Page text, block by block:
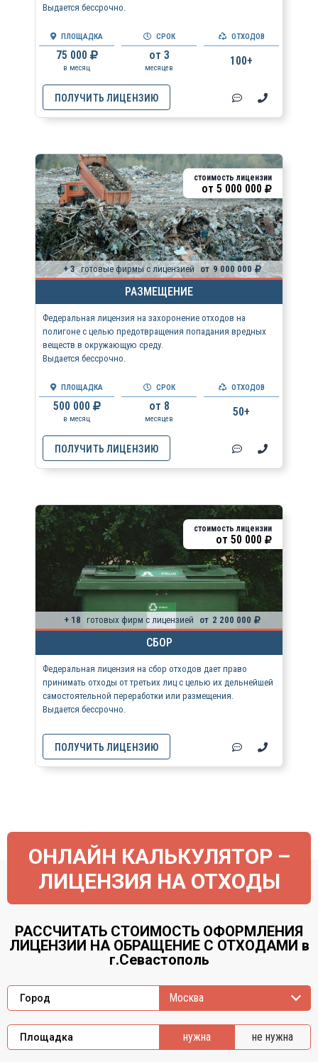
Выдается бессрочно.
ПЛОЩАДКА
75 000
в месяц
СРОК
от 3
месяцев
ОТХОДОВ
100+
ПОЛУЧИТЬ ЛИЦЕНЗИЮ
РАЗМЕЩЕНИЕ
+ 3 готовые фирмы с лицензией от 9 000 000
стоимость лицензии
от 5 000 000
Федеральная лицензия на захоронение отходов на
полигоне с целью предотвращения попадания вредных
веществ в окружающую среду.
Выдается бессрочно.
ПЛОЩАДКА
500 000
в месяц
СРОК
от 8
месяцев
ОТХОДОВ
50+
ПОЛУЧИТЬ ЛИЦЕНЗИЮ
СБОР
+ 18 готовых фирм с лицензией от 2 200 000
стоимость лицензии
от 50 000
Федеральная лицензия на сбор отходов дает право
принимать отходы от третьих лиц с целью их дельнейшей
самостоятельной переработки или размещения.
Выдается бессрочно.
ПОЛУЧИТЬ ЛИЦЕНЗИЮ
ОНЛАЙН КАЛЬКУЛЯТОР –
ЛИЦЕНЗИЯ НА ОТХОДЫ
РАССЧИТАТЬ СТОИМОСТЬ ОФОРМЛЕНИЯ
ЛИЦЕНЗИИ НА ОБРАЩЕНИЕ С ОТХОДАМИ в
г.Севастополь
Город Москва
Площадка нужна не нужна